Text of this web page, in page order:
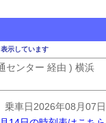
示しています
センター 経由 ) 横浜
乗車日2026年08月07日